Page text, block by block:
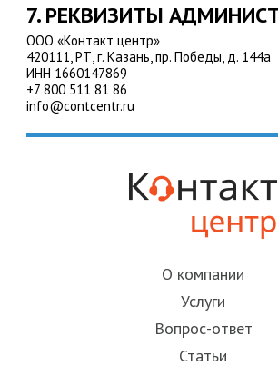
7. РЕКВИЗИТЫ
ООО «Контакт центр»
420111, РТ, г. Казань, пр. Победы, д. 144а
ИНН 1660147869
+7 800 511 81 86
info@contcentr.ru
О компании
Услуги
Вопрос-ответ
Статьи